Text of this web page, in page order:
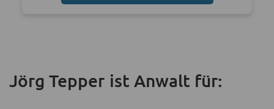
Jörg Tepper ist Anwalt für: